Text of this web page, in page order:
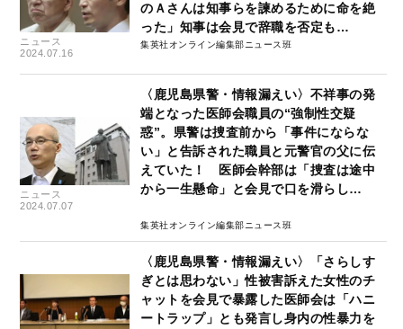
ニュース
2024.07.16
のＡさんは知事らを諫めるために命を絶
った」知事は会見で辞職を否定も…
集英社オンライン編集部ニュース班
ニュース
2024.07.07
〈鹿児島県警・情報漏えい〉不祥事の発
端となった医師会職員の“強制性交疑
惑”。県警は捜査前から「事件にならな
い」と告訴された職員と元警官の父に伝
えていた！ 医師会幹部は「捜査は途中
から一生懸命」と会見で口を滑らし…
集英社オンライン編集部ニュース班
〈鹿児島県警・情報漏えい〉「さらしす
ぎとは思わない」性被害訴えた女性のチ
ャットを会見で暴露した医師会は「ハニ
ートラップ」とも発言し身内の性暴力を